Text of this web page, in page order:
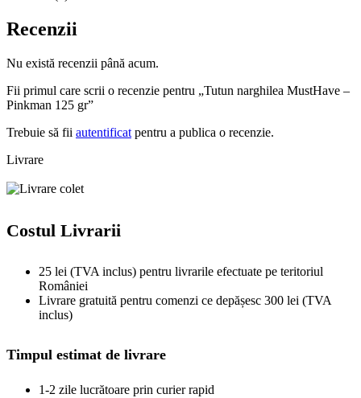
Recenzii
Nu există recenzii până acum.
Fii primul care scrii o recenzie pentru „Tutun narghilea MustHave –
Pinkman 125 gr”
Trebuie să fii autentificat pentru a publica o recenzie.
Livrare
Costul Livrarii
25 lei (TVA inclus) pentru livrarile efectuate pe teritoriul
României
Livrare gratuită pentru comenzi ce depășesc 300 lei (TVA
inclus)
Timpul estimat de livrare
1-2 zile lucrătoare prin curier rapid